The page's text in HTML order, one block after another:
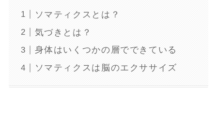
ソマティクスとは？
気づきとは？
身体はいくつかの層でできている
ソマティクスは脳のエクササイズ